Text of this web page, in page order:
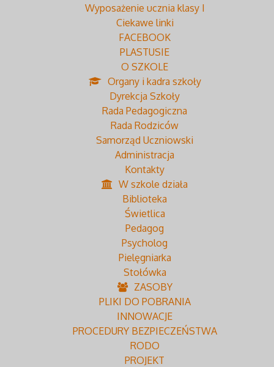
Wyposażenie ucznia klasy I
Ciekawe linki
FACEBOOK
PLASTUSIE
O SZKOLE
Organy i kadra szkoły
Dyrekcja Szkoły
Rada Pedagogiczna
Rada Rodziców
Samorząd Uczniowski
Administracja
Kontakty
W szkole działa
Biblioteka
Świetlica
Pedagog
Psycholog
Pielęgniarka
Stołówka
ZASOBY
PLIKI DO POBRANIA
INNOWACJE
PROCEDURY BEZPIECZEŃSTWA
RODO
PROJEKT